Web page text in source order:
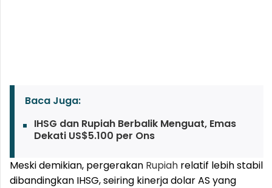
Baca Juga:
IHSG dan Rupiah Berbalik Menguat, Emas
Dekati US$5.100 per Ons
Meski demikian, pergerakan Rupiah relatif lebih stabil
dibandingkan IHSG, seiring kinerja dolar AS yang